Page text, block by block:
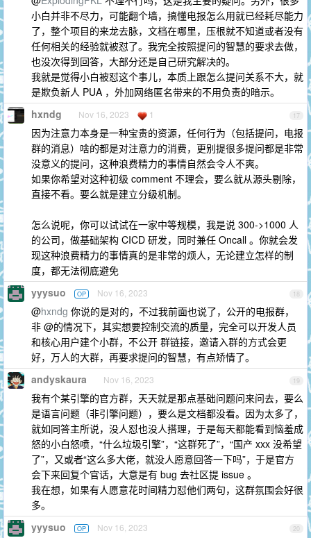
小白并非不尽力，可能翻个墙，搞懂电报怎么用就已经耗尽能力
了，整个项目的来龙去脉，文档在哪里，压根就不知道或者没有
任何相关的经验就被怼了。我完全按照提问的智慧的要求去做，
也没次得到回答，大部分还是自己研究解决的。
我就是觉得小白被怼这个事儿，本质上跟怎么提问关系不大，就
是欺负新人 PUA ，外加网络匿名带来的不用负责的暗示。
17
hxndg Nov 16, 2023 1
因为注意力本身是一种宝贵的资源，任何行为（包括提问，电报
群的消息）啥的都是对注意力的消费，更别提很多提问都是非常
没意义的提问，这种浪费精力的事情自然会令人不爽。
如果你希望对这种初级 comment 不理会，要么就从源头剔除，
直接不看。要么就是建立分级机制。
怎么说呢，你可以试试在一家中等规模，我是说 300->1000 人
的公司，做基础架构 CICD 研发，同时兼任 Oncall 。你就会发
现这种浪费精力的事情真的是非常的烦人，无论建立怎样的制
度，都无法彻底避免
18
yyysuo OP Nov 16, 2023
@hxndg 你说的是对的，不过我前面也说了，公开的电报群，
非 @的情况下，其实想要控制交流的质量，完全可以开发人员
和核心用户建个小群，不公开 群链接，邀请入群的方式会更
好，万人的大群，再要求提问的智慧，有点矫情了。
19
andyskaura Nov 16, 2023
我有个某引擎的官方群，天天就是那点基础问题问来问去，要么
是语言问题（非引擎问题），要么是文档都没看。因为太多了，
就如同答主所说，没人怼也没人搭理，于是每天都能看到恼羞成
怒的小白怒喷，“什么垃圾引擎”，“这群死了”，“国产 xxx 没希望
了”，又或者“这么多大佬，就没人愿意回答一下吗”，于是官方
会下来回复个官话，大意是有 bug 去社区提 issue 。
我在想，如果有人愿意花时间精力怼他们两句，这群氛围会好很
多。
20
yyysuo OP Nov 16, 2023